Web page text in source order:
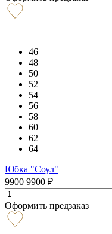
46
48
50
52
54
56
58
60
62
64
Юбка "Соул"
9900 9900 ₽
Оформить предзаказ